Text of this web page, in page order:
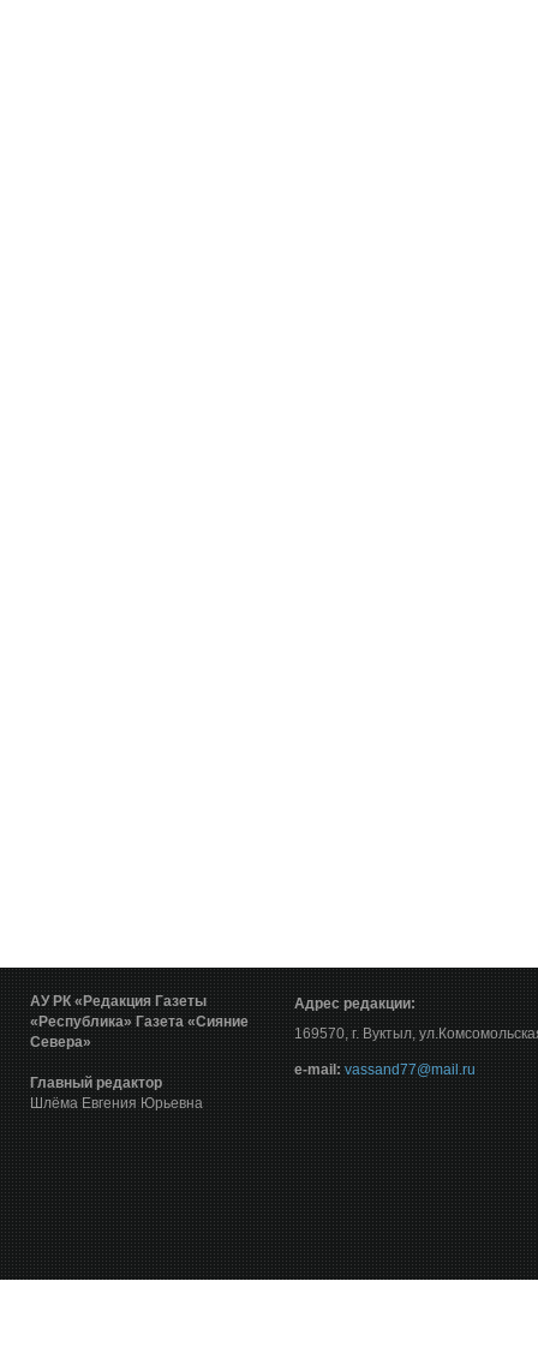
АУ РК «Редакция Газеты
«Республика» Газета «Сияние
Севера»
Главный редактор
Шлёма Евгения Юрьевна
Адрес редакции:
169570, г. Вуктыл,
е-mail: vassand77@mail.ru